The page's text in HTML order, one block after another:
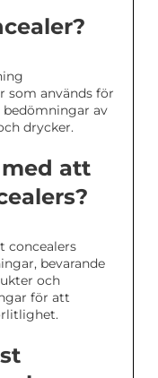
som används för
av
drycker.
att
concealers
bevarande
och
för att